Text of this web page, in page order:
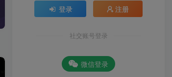
登录 注册
社交账号登录
微信登录